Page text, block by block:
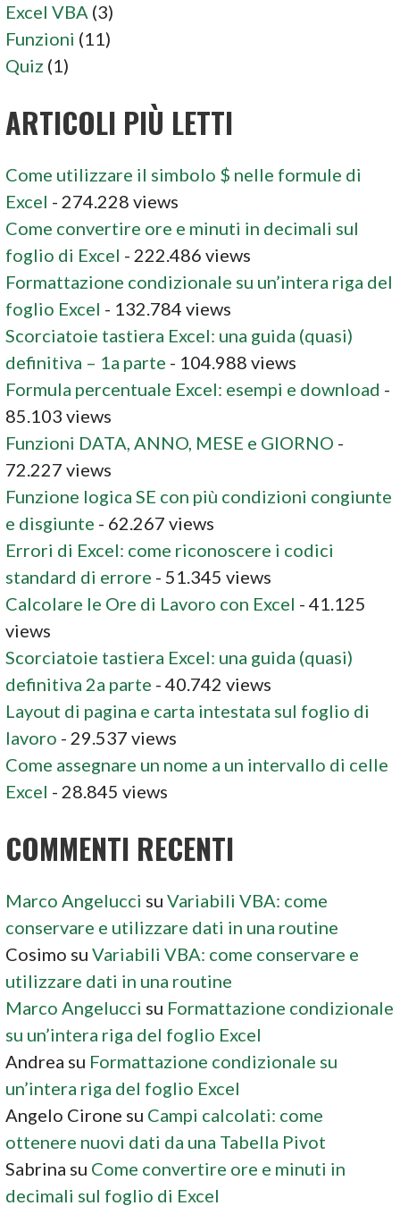
Excel VBA (3)
Funzioni (11)
Quiz (1)
ARTICOLI PIÙ LETTI
Come utilizzare il simbolo $ nelle formule di
Excel - 274.228 views
Come convertire ore e minuti in decimali sul
foglio di Excel - 222.486 views
Formattazione condizionale su un’intera riga del
foglio Excel - 132.784 views
Scorciatoie tastiera Excel: una guida (quasi)
definitiva – 1a parte - 104.988 views
Formula percentuale Excel: esempi e download -
85.103 views
Funzioni DATA, ANNO, MESE e GIORNO -
72.227 views
Funzione logica SE con più condizioni congiunte
e disgiunte - 62.267 views
Errori di Excel: come riconoscere i codici
standard di errore - 51.345 views
Calcolare le Ore di Lavoro con Excel - 41.125
views
Scorciatoie tastiera Excel: una guida (quasi)
definitiva 2a parte - 40.742 views
Layout di pagina e carta intestata sul foglio di
lavoro - 29.537 views
Come assegnare un nome a un intervallo di celle
Excel - 28.845 views
COMMENTI RECENTI
Marco Angelucci suVariabili VBA: come
conservare e utilizzare dati in una routine
Cosimo suVariabili VBA: come conservare e
utilizzare dati in una routine
Marco Angelucci su Formattazione condizionale
su un’intera riga del foglio Excel
Andrea su Formattazione condizionale su
un’intera riga del foglio Excel
Angelo Cirone su Campi calcolati: come
ottenere nuovi dati da una Tabella Pivot
Sabrina su Come convertire ore e minuti in
decimali sul foglio di Excel